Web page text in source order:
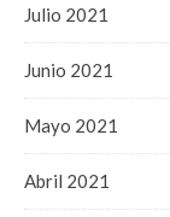
Julio 2021
Junio 2021
Mayo 2021
Abril 2021